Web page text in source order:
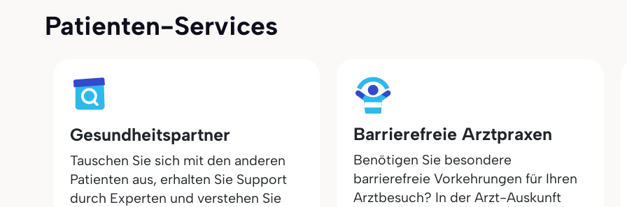
Patienten-Services
Gesundheitspartner
Tauschen Sie sich mit den anderen
Patienten aus, erhalten Sie Support
durch Experten und verstehen Sie
Barrierefreie Arztpraxen
Benötigen Sie besondere
barrierefreie Vorkehrungen für Ihren
Arztbesuch? In der Arzt-Auskunft